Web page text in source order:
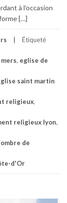
à l’occasion
[…]
Étiqueté
, eglise de
saint martin
religieux,
religieux lyon,
de
d'Or